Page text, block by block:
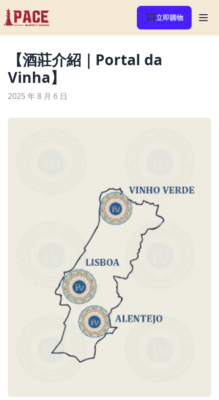
立即購物
【酒莊介紹｜Portal da
Vinha】
2025 年 8 月 6 日